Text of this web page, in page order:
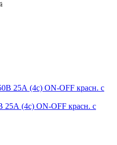
(4с) ON-OFF красн. с